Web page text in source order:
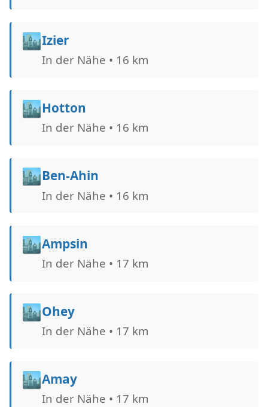
🏙️Izier
In der Nähe • 16 km
🏙️Hotton
In der Nähe • 16 km
🏙️Ben-Ahin
In der Nähe • 16 km
🏙️Ampsin
In der Nähe • 17 km
🏙️Ohey
In der Nähe • 17 km
🏙️Amay
In der Nähe • 17 km